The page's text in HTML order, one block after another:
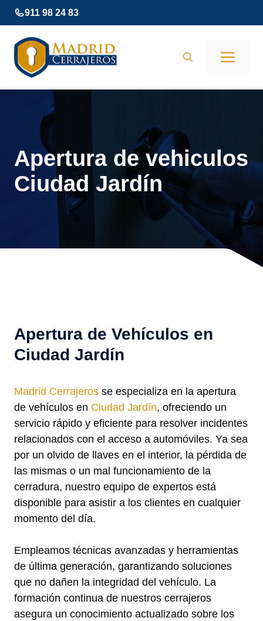
Saltar
al
contenido
911 98 24 83
Apertura de vehiculos
Ciudad Jardín
Apertura de Vehículos en
Ciudad Jardín
Madrid Cerrajeros se especializa en la apertura
de vehículos en Ciudad Jardín, ofreciendo un
servicio rápido y eficiente para resolver incidentes
relacionados con el acceso a automóviles. Ya sea
por un olvido de llaves en el interior, la pérdida de
las mismas o un mal funcionamiento de la
cerradura, nuestro equipo de expertos está
disponible para asistir a los clientes en cualquier
momento del día.
Empleamos técnicas avanzadas y herramientas
de última generación, garantizando soluciones
que no dañen la integridad del vehículo. La
formación continua de nuestros cerrajeros
asegura un conocimiento actualizado sobre los